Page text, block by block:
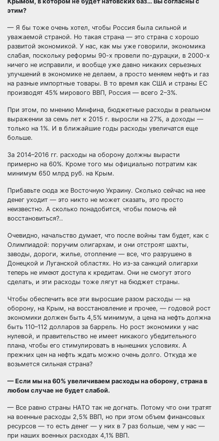
этим?
— Я бы тоже очень хотел, чтобы Россия была сильной и
уважаемой страной. Но такая страна — это страна с хорошо
развитой экономикой. У нас, как мы уже говорили, экономика
слабая, поскольку реформы 90-х провели по-дурацки, в 2000-х
ничего не исправили, и вообще уже давно никаких серьезных
улучшений в экономике не делаем, а просто меняем нефть и газ
на разные импортные товары. В то время как США и страны ЕС
производят 45% мирового ВВП, Россия — всего 2–3%.
При этом, по мнению Минфина, бюджетные расходы в реальном
выражении за семь лет к 2015 г. выросли на 27%, а доходы —
только на 1%. И в ближайшие годы расходы увеличатся еще
больше.
За 2014–2016 гг. расходы на оборону должны вырасти
примерно на 60%. Кроме того мы официально потратим как
минимум 650 млрд руб. на Крым.
Прибавьте сюда же Восточную Украину. Сколько сейчас на нее
денег уходит — это никто не может сказать, это просто
неизвестно. А сколько понадобится, чтобы помочь ей
восстановиться?..
Очевидно, начальство думает, что после войны там будет, как с
Олимпиадой: поручим олигархам, и они отстроят шахты,
заводы, дороги, жилье, отопление — все, что разрушено в
Донецкой и Луганской областях. Но из-за санкций олигархи
теперь не имеют доступа к кредитам. Они не смогут этого
сделать, и эти расходы тоже лягут на бюджет страны.
Чтобы обеспечить все эти выросшие разом расходы — на
оборону, на Крым, на восстановление и прочее, — годовой рост
экономики должен быть 4,5% минимум, а цена на нефть должна
быть 110–112 долларов за баррель. Но рост экономики у нас
нулевой, и правительство не имеет никакого убедительного
плана, чтобы его стимулировать в нынешних условиях. А
прежних цен на нефть ждать можно очень долго. Откуда же
возьмется сильная страна?
— Если мы на 60% увеличиваем расходы на оборону, страна в
любом случае не будет слабой.
— Все равно страны НАТО так не догнать. Потому что они тратят
на военные расходы 2,5% ВВП, но при этом объем финансовых
ресурсов — то есть денег — у них в 7 раз больше, чем у нас —
при наших военных расходах 4,1% ВВП.